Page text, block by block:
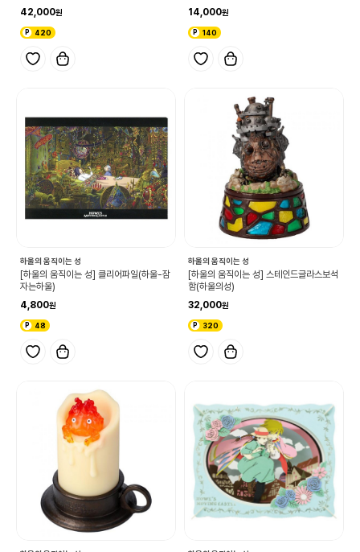
42,000
420
14,000
140
하울의 움직이는 성
[하울의 움직이는 성] 클리어파일(하울-잠
자는하울)
4,800
48
하울의 움직이는 성
[하울의 움직이는 성] 스테인드글라스보석
함(하울의성)
32,000
320